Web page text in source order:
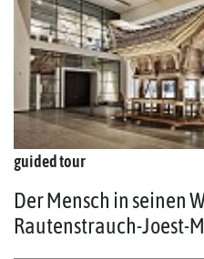
guided tour
Der Mensch in seinen
Rautenstrauch-Joest-